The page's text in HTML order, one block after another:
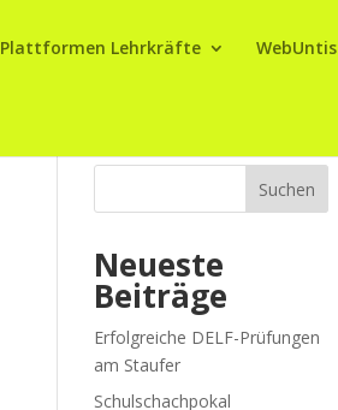
Plattformen Lehrkräfte WebUntis
Suchen
Neueste
Beiträge
Erfolgreiche DELF-Prüfungen
am Staufer
Schulschachpokal